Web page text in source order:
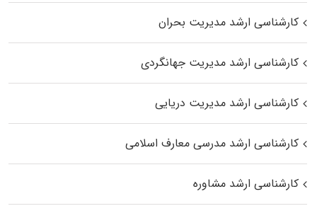
کارشناسی ارشد مدیریت بحران
کارشناسی ارشد مدیریت جهانگردی
کارشناسی ارشد مدیریت دریایی
کارشناسی ارشد مدرسی معارف اسلامی
کارشناسی ارشد مشاوره